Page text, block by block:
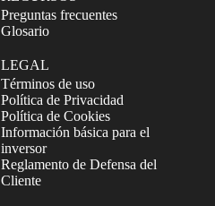
Preguntas frecuentes
Glosario
LEGAL
Términos de uso
Política de Privacidad
Política de Cookies
Información básica para el
inversor
Reglamento de Defensa del
Cliente